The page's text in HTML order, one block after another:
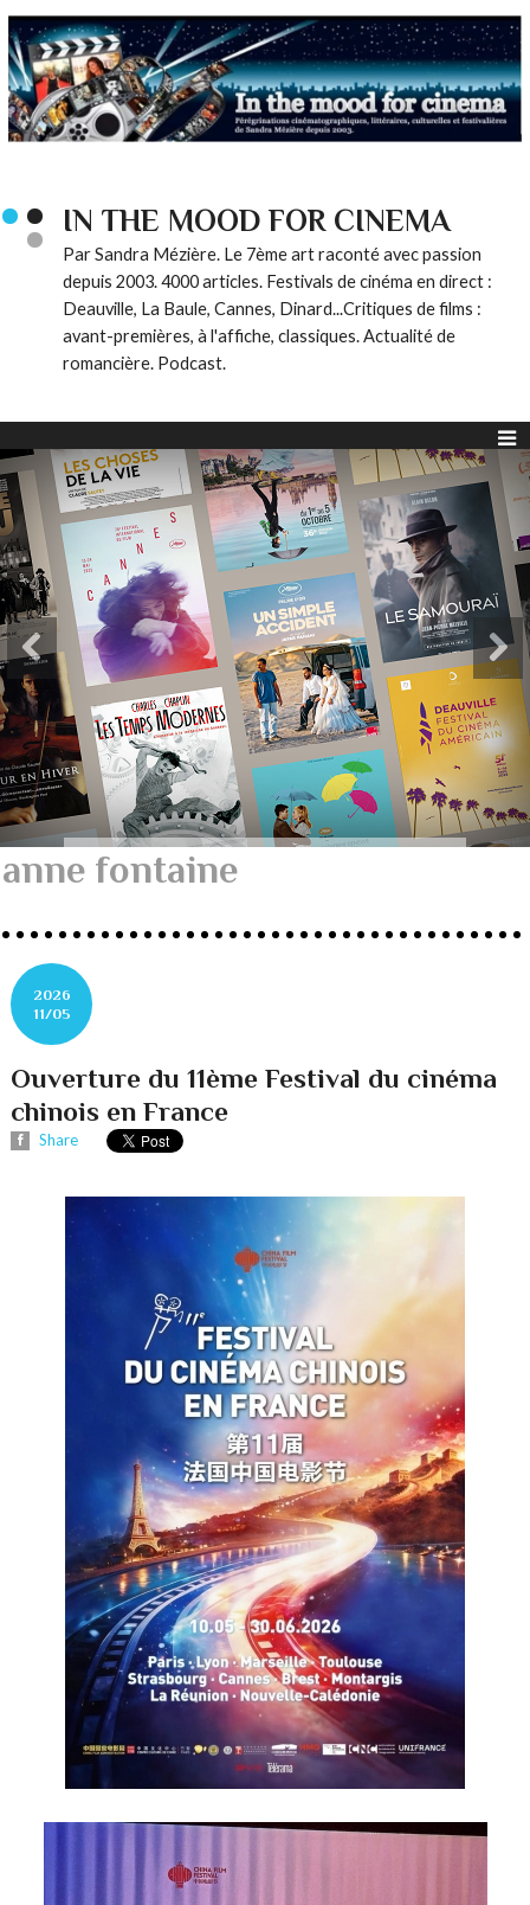
IN THE MOOD FOR CINEMA
Par Sandra Mézière. Le 7ème art raconté avec passion
depuis 2003. 4000 articles. Festivals de cinéma en direct :
Deauville, La Baule, Cannes, Dinard...Critiques de films :
avant-premières, à l'affiche, classiques. Actualité de
romancière. Podcast.
anne fontaine
2026
11/05
Ouverture du 11ème Festival du cinéma
chinois en France
Share